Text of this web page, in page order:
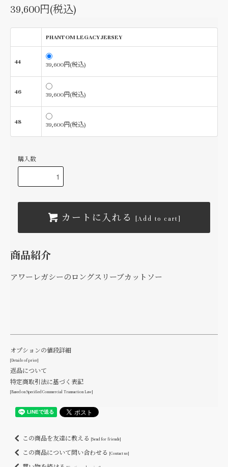
39,600円(税込)
PHANTOM LEGACY JERSEY
44 39,600円(税込)
46 39,600円(税込)
48 39,600円(税込)
購入数
カートに入れる [Add to cart]
商品紹介
アワーレガシーのロングスリーブカットソー
オプションの値段詳細
[Details of price]
返品について
特定商取引法に基づく表記
[Based on Specified Commercial Transaction Law]
この商品を友達に教える [Send for friends]
この商品について問い合わせる [Contact us]